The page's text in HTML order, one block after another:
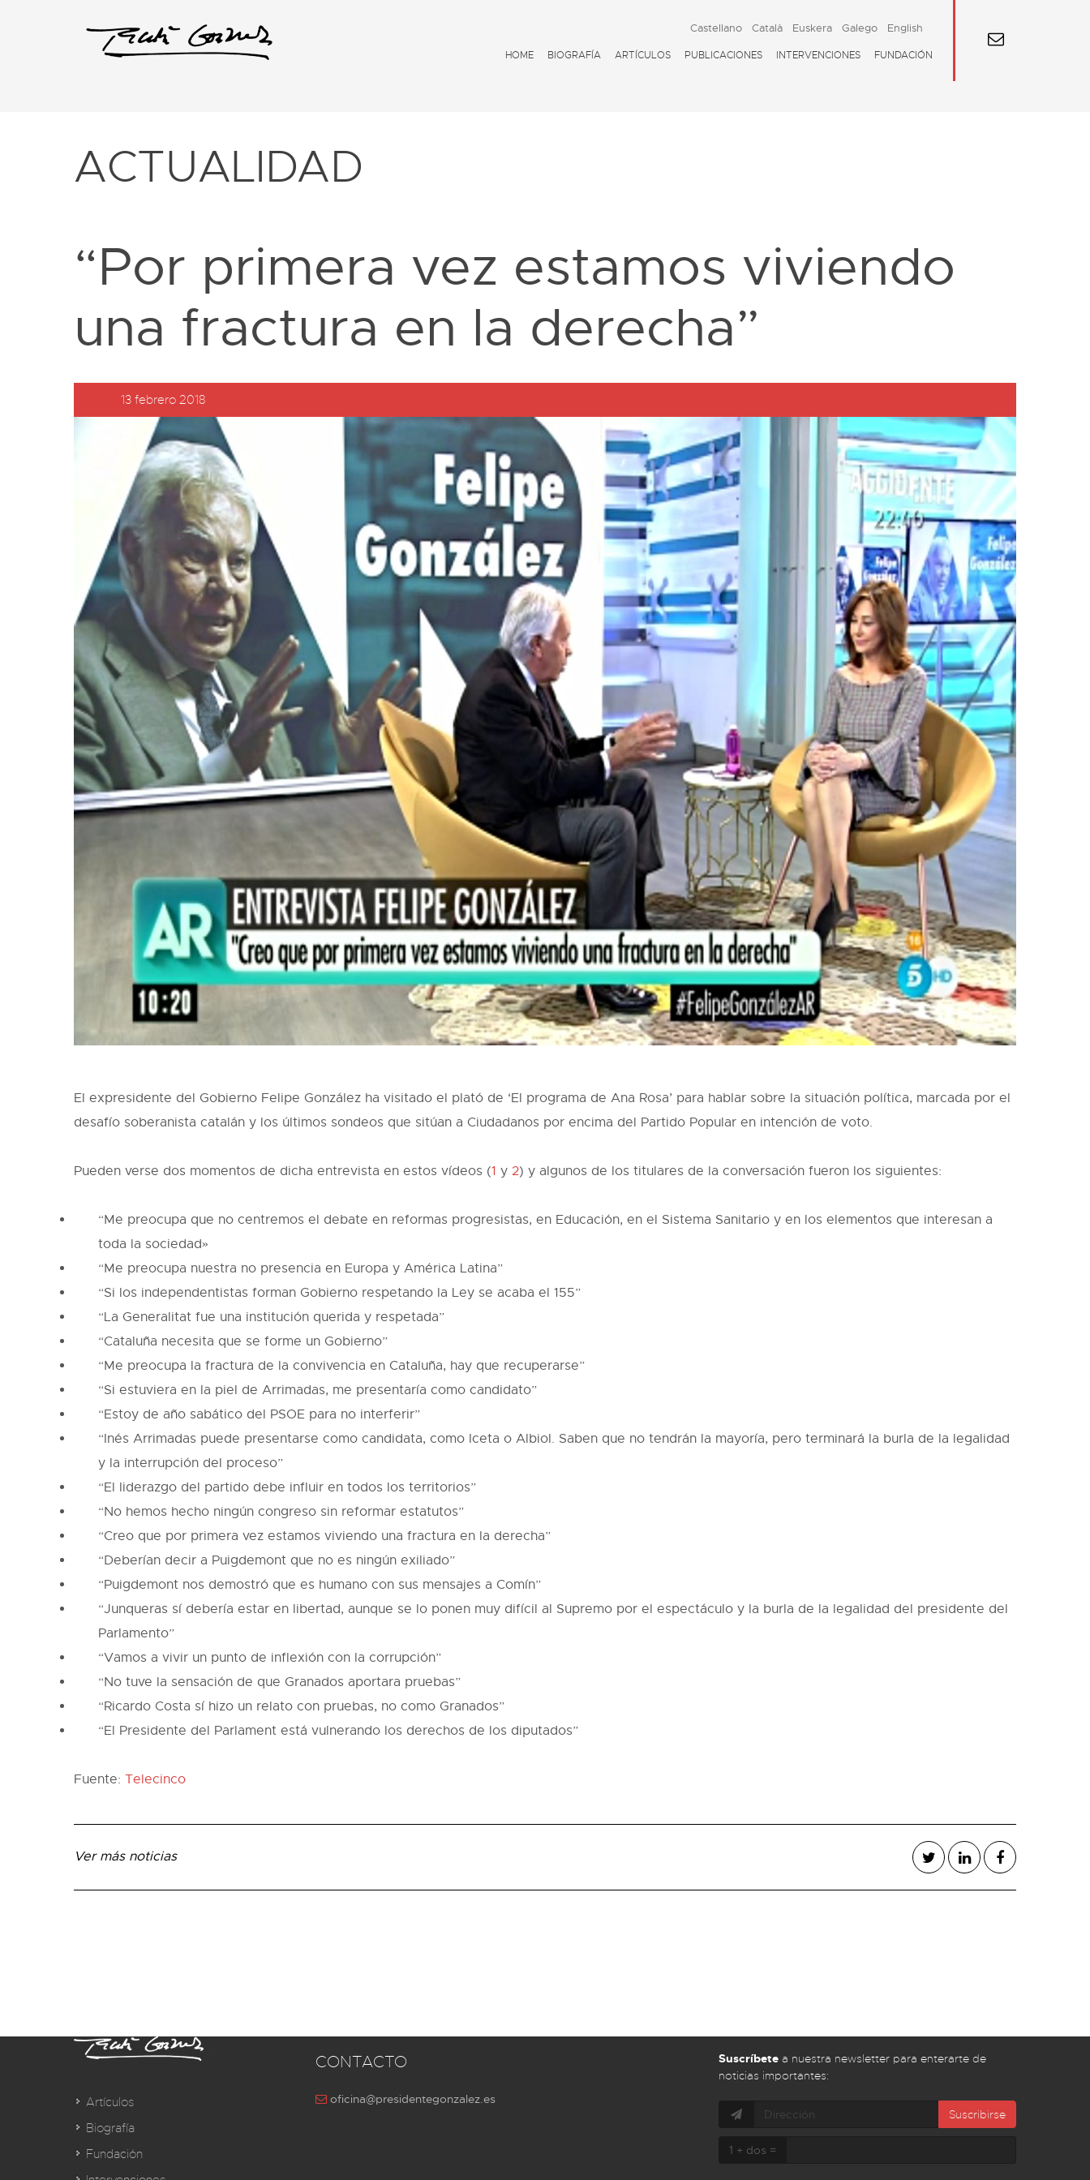
HOME BIOGRAFÍA ARTÍCULOS PUBLICACIONES INTERVENCIONES FUNDACIÓN
Castellano Català Euskera Galego English
ACTUALIDAD
“Por primera vez estamos viviendo
una fractura en la derecha”
13 febrero 2018
El expresidente del Gobierno Felipe González ha visitado el plató de ‘El programa de Ana Rosa’ para hablar sobre la situación política, marcada por el
desafío soberanista catalán y los últimos sondeos que sitúan a Ciudadanos por encima del Partido Popular en intención de voto.
Pueden verse dos momentos de dicha entrevista en estos vídeos (1 y 2) y algunos de los titulares de la conversación fueron los siguientes:
“Me preocupa que no centremos el debate en reformas progresistas, en Educación, en el Sistema Sanitario y en los elementos que interesan a
toda la sociedad»
“Me preocupa nuestra no presencia en Europa y América Latina”
“Si los independentistas forman Gobierno respetando la Ley se acaba el 155”
“La Generalitat fue una institución querida y respetada”
“Cataluña necesita que se forme un Gobierno”
“Me preocupa la fractura de la convivencia en Cataluña, hay que recuperarse”
“Si estuviera en la piel de Arrimadas, me presentaría como candidato”
“Estoy de año sabático del PSOE para no interferir”
“Inés Arrimadas puede presentarse como candidata, como Iceta o Albiol. Saben que no tendrán la mayoría, pero terminará la burla de la legalidad
y la interrupción del proceso”
“El liderazgo del partido debe influir en todos los territorios”
“No hemos hecho ningún congreso sin reformar estatutos”
“Creo que por primera vez estamos viviendo una fractura en la derecha”
“Deberían decir a Puigdemont que no es ningún exiliado”
“Puigdemont nos demostró que es humano con sus mensajes a Comín”
“Junqueras sí debería estar en libertad, aunque se lo ponen muy difícil al Supremo por el espectáculo y la burla de la legalidad del presidente del
Parlamento”
“Vamos a vivir un punto de inflexión con la corrupción”
“No tuve la sensación de que Granados aportara pruebas”
“Ricardo Costa sí hizo un relato con pruebas, no como Granados”
“El Presidente del Parlament está vulnerando los derechos de los diputados”
Fuente: Telecinco
Ver más noticias
Artículos
Biografía
Fundación
CONTACTO
oficina@presidentegonzalez.es
Suscríbetea nuestra newsletter para enterarte de
noticias importantes:
Suscribirse
1 + dos =